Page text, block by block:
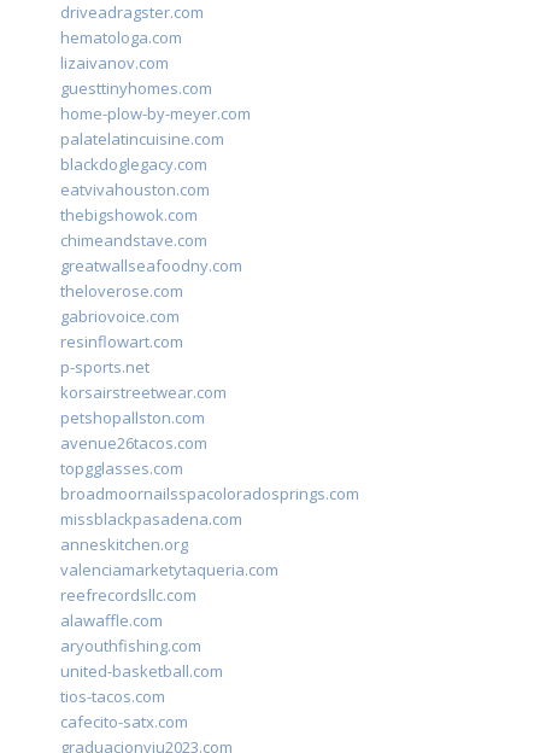
driveadragster.com
hematologa.com
lizaivanov.com
guesttinyhomes.com
home-plow-by-meyer.com
palatelatincuisine.com
blackdoglegacy.com
eatvivahouston.com
thebigshowok.com
chimeandstave.com
greatwallseafoodny.com
theloverose.com
gabriovoice.com
resinflowart.com
p-sports.net
korsairstreetwear.com
petshopallston.com
avenue26tacos.com
topgglasses.com
broadmoornailsspacoloradosprings.com
missblackpasadena.com
anneskitchen.org
valenciamarketytaqueria.com
reefrecordsllc.com
alawaffle.com
aryouthfishing.com
united-basketball.com
tios-tacos.com
cafecito-satx.com
graduacionviu2023.com